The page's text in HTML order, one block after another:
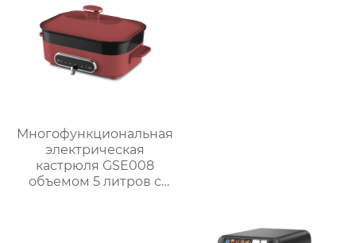
Многофункциональная
электрическая
кастрюля GSE008
объемом 5 литров с